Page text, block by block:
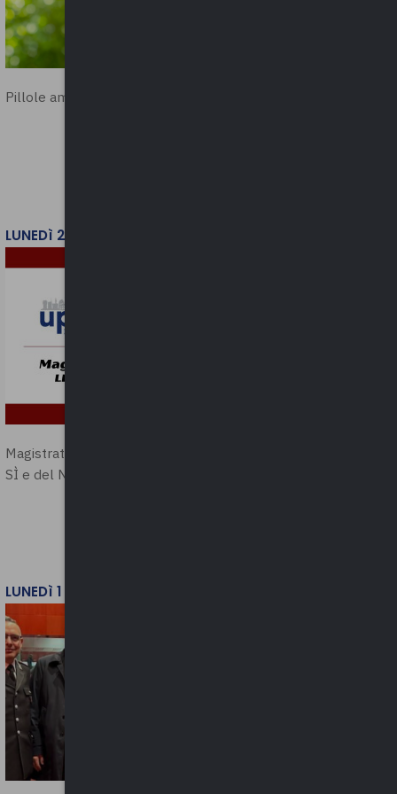
Pillole ambientali | 2026
LUNEDì 2 FEBBRAIO 2026
Magistratura e Costituzione. Le ragioni del
SÌ e del NO
LUNEDì 1 DICEMBRE 2025